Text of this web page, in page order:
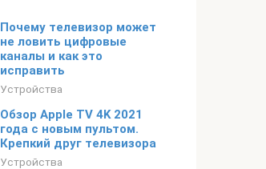
Почему телевизор может
не ловить цифровые
каналы и как это
исправить
Устройства
Обзор Apple TV 4K 2021
года с новым пультом.
Крепкий друг телевизора
Устройства